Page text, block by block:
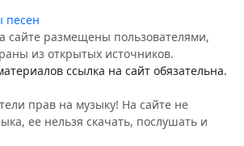
песен
сайте размещены пользователями,
из открытых источников.
ссылка на сайт обязательна.
прав на музыку! На сайте не
ее нельзя скачать, послушать и